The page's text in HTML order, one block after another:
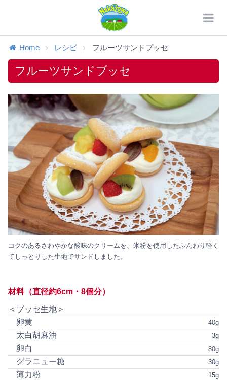
Home レシピ フルーツサンドブッセ
フルーツサンドブッセ
コクのあるさわやかな酸味のクリームを、米粉を使用したふんわり軽く
てしっとりした生地でサンドしました。
材料（直径約6cm・8個分）
＜ブッセ生地＞
40g
卵黄
3g
太白胡麻油
80g
卵白
30g
グラニュー糖
15g
薄力粉